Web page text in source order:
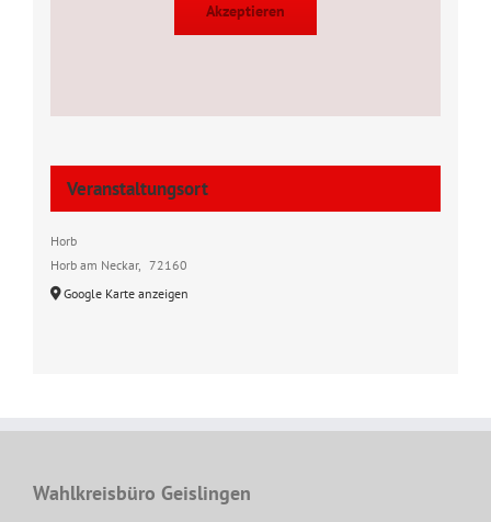
Veranstaltungsort
Horb
Horb am Neckar,
72160
Google Karte anzeigen
Akzeptieren
Wahlkreisbüro Geislingen